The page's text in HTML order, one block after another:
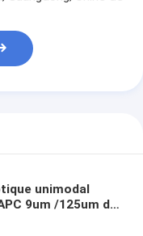
unimodal
9um /125um de